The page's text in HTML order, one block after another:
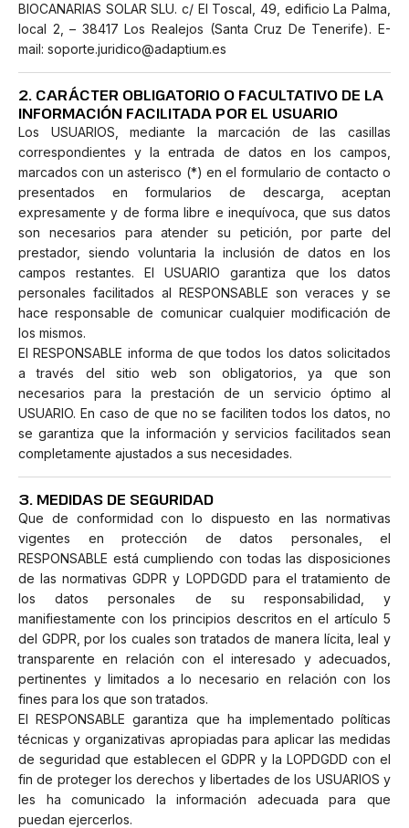
BIOCANARIAS SOLAR SLU. c/ El Toscal, 49, edificio La Palma,
local 2, – 38417 Los Realejos (Santa Cruz De Tenerife). E-
mail: soporte.juridico@adaptium.es
2. CARÁCTER OBLIGATORIO O FACULTATIVO DE LA
INFORMACIÓN FACILITADA POR EL USUARIO
Los USUARIOS, mediante la marcación de las casillas
correspondientes y la entrada de datos en los campos,
marcados con un asterisco (*) en el formulario de contacto o
presentados en formularios de descarga, aceptan
expresamente y de forma libre e inequívoca, que sus datos
son necesarios para atender su petición, por parte del
prestador, siendo voluntaria la inclusión de datos en los
campos restantes. El USUARIO garantiza que los datos
personales facilitados al RESPONSABLE son veraces y se
hace responsable de comunicar cualquier modificación de
los mismos.
El RESPONSABLE informa de que todos los datos solicitados
a través del sitio web son obligatorios, ya que son
necesarios para la prestación de un servicio óptimo al
USUARIO. En caso de que no se faciliten todos los datos, no
se garantiza que la información y servicios facilitados sean
completamente ajustados a sus necesidades.
3. MEDIDAS DE SEGURIDAD
Que de conformidad con lo dispuesto en las normativas
vigentes en protección de datos personales, el
RESPONSABLE está cumpliendo con todas las disposiciones
de las normativas GDPR y LOPDGDD para el tratamiento de
los datos personales de su responsabilidad, y
manifiestamente con los principios descritos en el artículo 5
del GDPR, por los cuales son tratados de manera lícita, leal y
transparente en relación con el interesado y adecuados,
pertinentes y limitados a lo necesario en relación con los
fines para los que son tratados.
El RESPONSABLE garantiza que ha implementado políticas
técnicas y organizativas apropiadas para aplicar las medidas
de seguridad que establecen el GDPR y la LOPDGDD con el
fin de proteger los derechos y libertades de los USUARIOS y
les ha comunicado la información adecuada para que
puedan ejercerlos.